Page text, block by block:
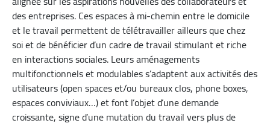
des entreprises. Ces espaces à mi-chemin entre le domicile
et le travail permettent de télétravailler ailleurs que chez
soi et de bénéficier d’un cadre de travail stimulant et riche
en interactions sociales. Leurs aménagements
multifonctionnels et modulables s’adaptent aux activités des
utilisateurs (open spaces et/ou bureaux clos, phone boxes,
espaces conviviaux…) et font l’objet d’une demande
croissante, signe d’une mutation du travail vers plus de